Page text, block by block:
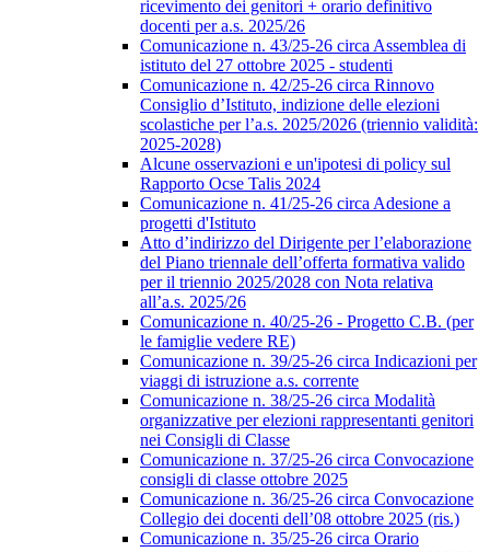
ricevimento dei genitori + orario definitivo
docenti per a.s. 2025/26
Comunicazione n. 43/25-26 circa Assemblea di
istituto del 27 ottobre 2025 - studenti
Comunicazione n. 42/25-26 circa Rinnovo
Consiglio d’Istituto, indizione delle elezioni
scolastiche per l’a.s. 2025/2026 (triennio validità:
2025-2028)
Alcune osservazioni e un'ipotesi di policy sul
Rapporto Ocse Talis 2024
Comunicazione n. 41/25-26 circa Adesione a
progetti d'Istituto
Atto d’indirizzo del Dirigente per l’elaborazione
del Piano triennale dell’offerta formativa valido
per il triennio 2025/2028 con Nota relativa
all’a.s. 2025/26
Comunicazione n. 40/25-26 - Progetto C.B. (per
le famiglie vedere RE)
Comunicazione n. 39/25-26 circa Indicazioni per
viaggi di istruzione a.s. corrente
Comunicazione n. 38/25-26 circa Modalità
organizzative per elezioni rappresentanti genitori
nei Consigli di Classe
Comunicazione n. 37/25-26 circa Convocazione
consigli di classe ottobre 2025
Comunicazione n. 36/25-26 circa Convocazione
Collegio dei docenti dell’08 ottobre 2025 (ris.)
Comunicazione n. 35/25-26 circa Orario